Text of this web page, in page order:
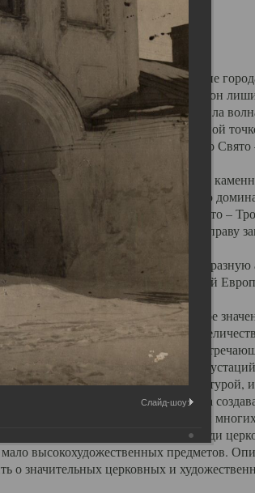
мере, чем другие губернские
разрушений, в результате которых он
по старому Архангельску ударила
силу в конце 20 –х годов. Отправной
губернии - ансамбля кафедрального
величественный
в зрительную и градостроительную
Севере. Вплоть до разрушения Свято –
строений Архангельска, по праву
картине Архангельска.
воплотил в себе яркую и своеобразную
течениями России, Западной
оправдывали его кафедральное
построек города. Обширный и
с единственными нигде не
резных, символических инкрустаций
же с живописью, скульптурой,
утвари интерьер Троицкого храма
убранства собора, на протяжении
соборной ризнице, библиотеке, среди
высокохудожественных предметов.
о значительных церковных и
Слайд-шоу: